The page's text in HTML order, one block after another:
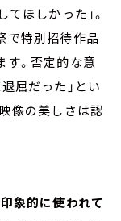
ほしかった」。
で特別招待作品
す。否定的な意
屈だった」とい
像の美しさは認
象的に使われて